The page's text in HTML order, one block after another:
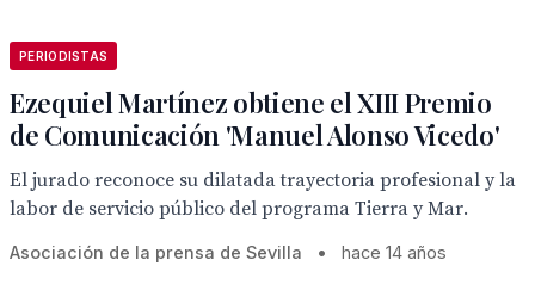
PERIODISTAS
Ezequiel Martínez obtiene el XIII Premio
de Comunicación 'Manuel Alonso Vicedo'
El jurado reconoce su dilatada trayectoria profesional y la
labor de servicio público del programa Tierra y Mar.
Asociación de la prensa de Sevilla • hace 14 años